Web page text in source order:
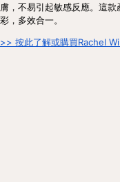
膚，不易引起敏感反應。這
彩，多效合一。
>> 按此了解或購買Rachel